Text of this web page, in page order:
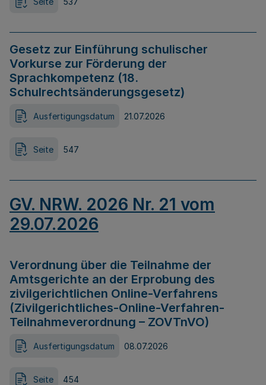
Gesetz zur Einführung schulischer
Vorkurse zur Förderung der
Sprachkompetenz (18.
Schulrechtsänderungsgesetz)
Ausfertigungsdatum 21.07.2026
Seite 547
GV. NRW. 2026 Nr. 21 vom
29.07.2026
Verordnung über die Teilnahme der
Amtsgerichte an der Erprobung des
zivilgerichtlichen Online-Verfahrens
(Zivilgerichtliches-Online-Verfahren-
Teilnahmeverordnung – ZOVTnVO)
Ausfertigungsdatum 08.07.2026
Seite 454